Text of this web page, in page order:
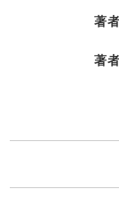
著
著